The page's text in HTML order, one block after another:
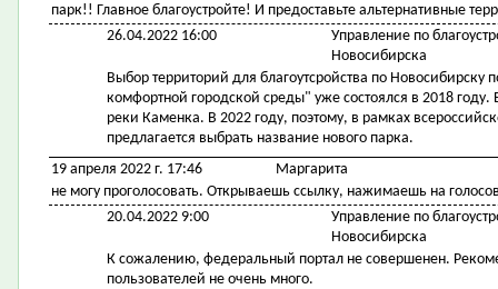
парк!! Главное благоустройте! И предоставьте альтернативные
26.04.2022 16:00
Управление по
Новосибирска
Выбор территорий для благоутсройства по
комфортной городской среды" уже состоялся в 2018
реки Каменка. В 2022 году, поэтому, в рамках
предлагается выбрать название нового парка.
19 апреля 2022 г. 17:46
Маргарита
не могу проголосовать. Открываешь ссылку, нажимаешь на
20.04.2022 9:00
Управление по
Новосибирска
К сожалению, федеральный портал не совершенен.
пользователей не очень много.